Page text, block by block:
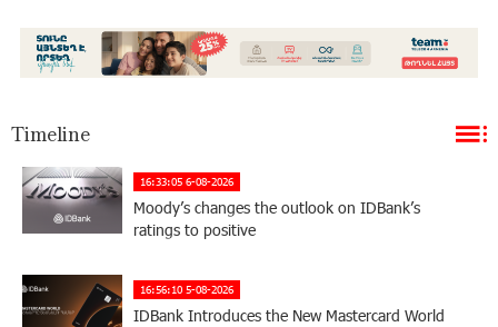
Timeline
16:33:05 6-08-2026
Moody’s changes the outlook on IDBank’s
ratings to positive
16:56:10 5-08-2026
IDBank Introduces the New Mastercard World